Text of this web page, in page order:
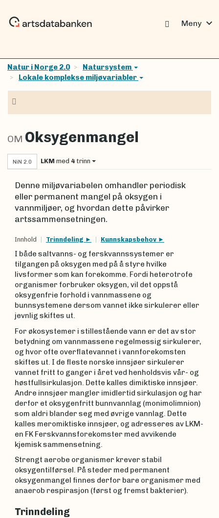
Meny expand_more
Natur i Norge 2.0
Natursystem
Lokale komplekse miljøvariabler
OM Oksygenmangel
NiN 2.0 LKM med 4 trinn
Denne miljøvariabelen omhandler periodisk
eller permanent mangel på oksygen i
vannmiljøer, og hvordan dette påvirker
artssammensetningen.
Innhold Trinndeling Kunnskapsbehov
I både saltvanns- og ferskvannssystemer er
tilgangen på oksygen med på å styre hvilke
livsformer som kan forekomme. Fordi heterotrofe
organismer forbruker oksygen, vil det oppstå
oksygenfrie forhold i vannmassene og
bunnsystemene dersom vannet ikke sirkulerer eller
jevnlig skiftes ut.
For økosystemer i stillestående vann er det av stor
betydning om vannmassene regelmessig sirkulerer,
og hvor ofte overflatevannet i vannforekomsten
skiftes ut. I de fleste norske innsjøer sirkulerer
vannet fritt to ganger i året ved henholdsvis vår- og
høstfullsirkulasjon. Dette kalles dimiktiske innsjøer.
Andre innsjøer mangler imidlertid sirkulasjon og har
derfor et oksygenfritt bunnvannlag (monimolimnion)
som aldri blander seg med øvrige vannlag. Dette
kalles meromiktiske innsjøer, og adresseres av LKM-
en FK Ferskvannsforekomster med avvikende
kjemisk sammensetning.
Strengt aerobe organismer krever stabil
oksygentilførsel. På steder med permanent
oksygenmangel finnes derfor bare organismer med
anaerob respirasjon (først og fremst bakterier).
Trinndeling